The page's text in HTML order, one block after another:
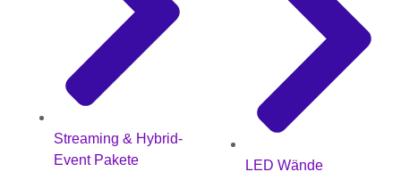
Streaming & Hybrid-
Event Pakete
LED Wände